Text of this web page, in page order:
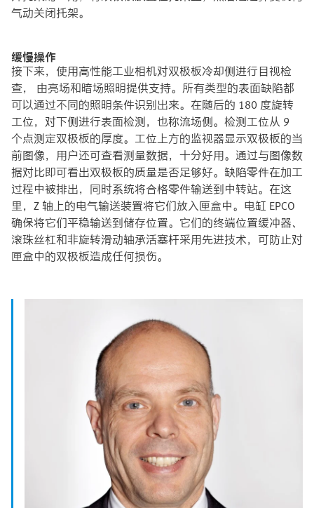
气动关闭托架。
缓慢操作
接下来，使用高性能工业相机对双极板冷却侧进行目视检
查， 由亮场和暗场照明提供支持。所有类型的表面缺陷都
可以通过不同的照明条件识别出来。在随后的 180 度旋转
工位，对下侧进行表面检测，也称流场侧。检测工位从 9
个点测定双极板的厚度。工位上方的监视器显示双极板的当
前图像，用户还可查看测量数据，十分好用。通过与图像数
据对比即可看出双极板的质量是否足够好。缺陷零件在加工
过程中被排出，同时系统将合格零件输送到中转站。在这
里，Z 轴上的电气输送装置将它们放入匣盒中。电缸 EPCO
确保将它们平稳输送到储存位置。它们的终端位置缓冲器、
滚珠丝杠和非旋转滑动轴承活塞杆采用先进技术，可防止对
匣盒中的双极板造成任何损伤。